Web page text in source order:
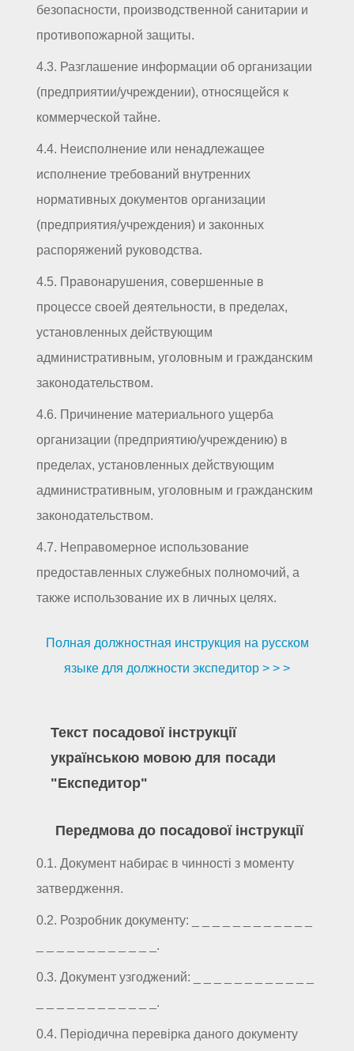
безопасности, производственной санитарии и
противопожарной защиты.
4.3. Разглашение информации об организации
(предприятии/учреждении), относящейся к
коммерческой тайне.
4.4. Неисполнение или ненадлежащее
исполнение требований внутренних
нормативных документов организации
(предприятия/учреждения) и законных
распоряжений руководства.
4.5. Правонарушения, совершенные в
процессе своей деятельности, в пределах,
установленных действующим
административным, уголовным и гражданским
законодательством.
4.6. Причинение материального ущерба
организации (предприятию/учреждению) в
пределах, установленных действующим
административным, уголовным и гражданским
законодательством.
4.7. Неправомерное использование
предоставленных служебных полномочий, а
также использование их в личных целях.
Полная должностная инструкция на русском
языке для должности экспедитор > > >
Текст посадової інструкції
українською мовою для посади
"Експедитор"
Передмова до посадової інструкції
0.1. Документ набирає в чинності з моменту
затвердження.
0.2. Розробник документу: _ _ _ _ _ _ _ _ _ _ _ _
_ _ _ _ _ _ _ _ _ _ _ _.
0.3. Документ узгоджений: _ _ _ _ _ _ _ _ _ _ _ _
_ _ _ _ _ _ _ _ _ _ _ _.
0.4. Періодична перевірка даного документу